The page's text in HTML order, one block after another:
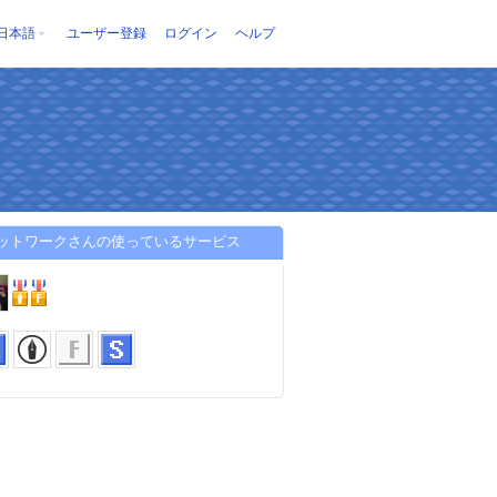
本語 ユーザー登録 ログイン ヘルプ
トワークさんの使っているサービス